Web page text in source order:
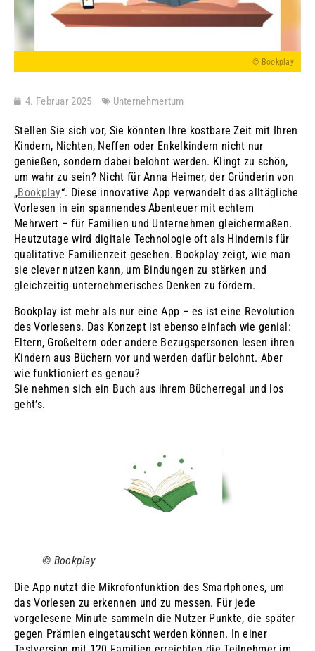
© Bookplay
4. Februar 2025 Unternehmertum
Stellen Sie sich vor, Sie könnten Ihre kostbare Zeit mit Ihren
Kindern, Nichten, Neffen oder Enkelkindern nicht nur
genießen, sondern dabei belohnt werden. Klingt zu schön,
um wahr zu sein? Nicht für Anna Heimer, der Gründerin von
„Bookplay“. Diese innovative App verwandelt das alltägliche
Vorlesen in ein spannendes Abenteuer mit echtem
Mehrwert – für Familien und Unternehmen gleichermaßen.
Heutzutage wird digitale Technologie oft als Hindernis für
qualitative Familienzeit gesehen. Bookplay zeigt, wie man
sie clever nutzen kann, um Bindungen zu stärken und
gleichzeitig unternehmerisches Denken zu fördern.
Bookplay ist mehr als nur eine App – es ist eine Revolution
des Vorlesens. Das Konzept ist ebenso einfach wie genial:
Eltern, Großeltern oder andere Bezugspersonen lesen ihren
Kindern aus Büchern vor und werden dafür belohnt. Aber
wie funktioniert es genau?
Sie nehmen sich ein Buch aus ihrem Bücherregal und los
geht’s.
© Bookplay
Die App nutzt die Mikrofonfunktion des Smartphones, um
das Vorlesen zu erkennen und zu messen. Für jede
vorgelesene Minute sammeln die Nutzer Punkte, die später
gegen Prämien eingetauscht werden können. In einer